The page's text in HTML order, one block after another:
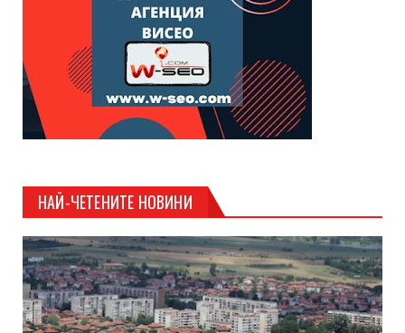
НАЙ-ЧЕТЕНИТЕ НОВИНИ